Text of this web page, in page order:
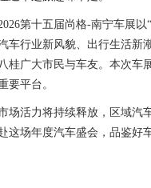
人机集中亮相，展现低空
车，以复古车型重温汽车发